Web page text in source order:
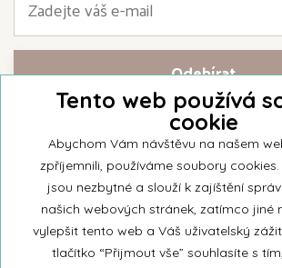
Přihlašte se k našemu newsletteru a buďte jako
nejnovějších kolekcích svíček a aktualitách z
© 2026 Unipar
Tento web používá
cookie
Abychom Vám návštěvu na našem
zpříjemnili, používáme soubory cookies.
jsou nezbytné a slouží k zajíštění
našich webových stránek, zatímco jiné
vylepšit tento web a Váš uživatelský
tlačítko “Přijmout vše” souhlasíte s